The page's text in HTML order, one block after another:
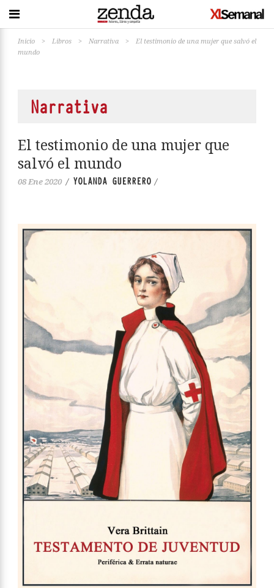
Inicio > Libros > Narrativa >
El testimonio de una mujer que salvó el
mundo
Narrativa
El testimonio de una mujer que
salvó el mundo
08 Ene 2020 / YOLANDA GUERRERO /